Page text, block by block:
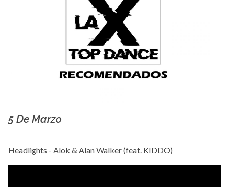
5 De Marzo
Headlights - Alok & Alan Walker (feat. KIDDO)